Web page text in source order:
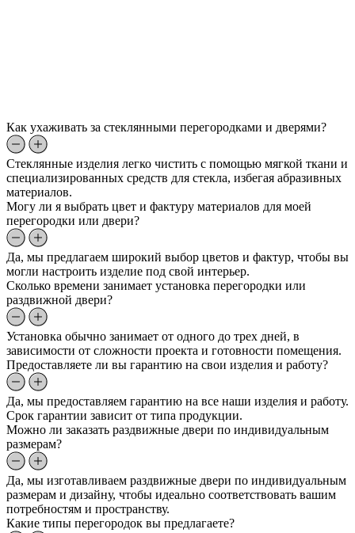
Как ухаживать за стеклянными перегородками и дверями?
Стеклянные изделия легко чистить с помощью мягкой ткани и
специализированных средств для стекла, избегая абразивных
материалов.
Могу ли я выбрать цвет и фактуру материалов для моей
перегородки или двери?
Да, мы предлагаем широкий выбор цветов и фактур, чтобы вы
могли настроить изделие под свой интерьер.
Сколько времени занимает установка перегородки или
раздвижной двери?
Установка обычно занимает от одного до трех дней, в
зависимости от сложности проекта и готовности помещения.
Предоставляете ли вы гарантию на свои изделия и работу?
Да, мы предоставляем гарантию на все наши изделия и работу.
Срок гарантии зависит от типа продукции.
Можно ли заказать раздвижные двери по индивидуальным
размерам?
Да, мы изготавливаем раздвижные двери по индивидуальным
размерам и дизайну, чтобы идеально соответствовать вашим
потребностям и пространству.
Какие типы перегородок вы предлагаете?